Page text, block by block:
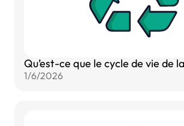
Qu’est-ce que le cycle de vie de
1/6/2026